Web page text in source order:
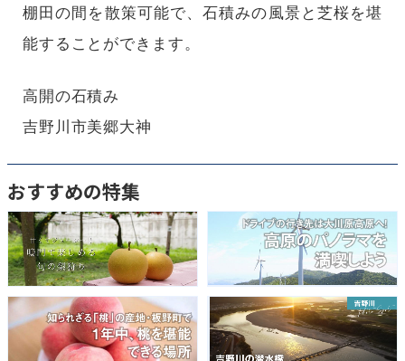
棚田の間を散策可能で、石積みの風景と芝桜を堪
能することができます。
高開の石積み
吉野川市美郷大神
おすすめの特集